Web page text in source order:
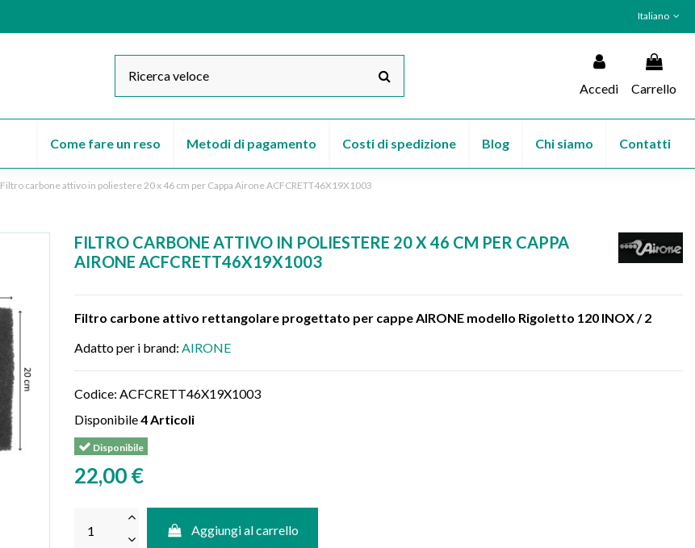
Italiano
Accedi Carrello
Contatti
Chi siamo
Blog
Costi di spedizione
Metodi di pagamento
Come fare un reso
Filtro carbone attivo in poliestere 20 x 46 cm per Cappa Airone ACFCRETT46X19X1003
FILTRO CARBONE ATTIVO IN POLIESTERE 20 X 46 CM PER CAPPA
AIRONE ACFCRETT46X19X1003
Filtro carbone attivo rettangolare progettato per cappe AIRONE modello Rigoletto 120 INOX / 2
Adatto per i brand: AIRONE
Codice: ACFCRETT46X19X1003
Disponibile4 Articoli
Disponibile
22,00 €
Aggiungi al carrello